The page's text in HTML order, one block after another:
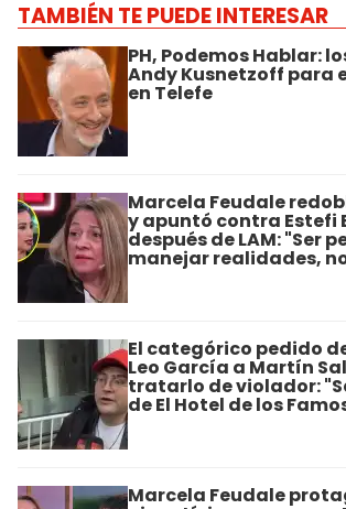
TAMBIÉN TE PUEDE INTERESAR
PH, Podemos Hablar:
Andy Kusnetzoff para
en Telefe
Marcela Feudale
y apuntó contra Estefi
después de LAM: "Ser
manejar realidades,
El categórico pedido
Leo García a Martín
tratarlo de violador:
de El Hotel de los
Marcela Feudale